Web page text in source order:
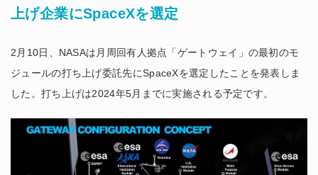
上げ企業にSpaceXを選定
2月10日、NASAは月周回有人拠点「ゲートウェイ」の最初のモ
ジュールの打ち上げ委託先にSpaceXを選定したことを発表しま
した。打ち上げは2024年5月までに実施される予定です。